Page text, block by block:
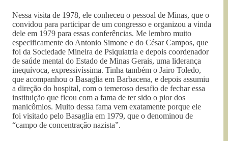
Nessa visita de 1978, ele conheceu o pessoal de Minas, que o
convidou para participar de um congresso e organizou a vinda
dele em 1979 para essas conferências. Me lembro muito
especificamente do Antonio Simone e do César Campos, que
foi da Sociedade Mineira de Psiquiatria e depois coordenador
de saúde mental do Estado de Minas Gerais, uma liderança
inequívoca, expressivíssima. Tinha também o Jairo Toledo,
que acompanhou o Basaglia em Barbacena, e depois assumiu
a direção do hospital, com o temeroso desafio de fechar essa
instituição que ficou com a fama de ter sido o pior dos
manicômios. Muito dessa fama vem exatamente porque ele
foi visitado pelo Basaglia em 1979, que o denominou de
“campo de concentração nazista”.